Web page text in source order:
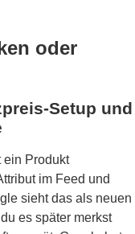
oder
Setup und
ein Produkt
im Feed und
sieht das als neuen
es später merkst